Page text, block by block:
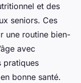
et des
seniors. Ces
une routine bien-
avec
pratiques
bonne santé.